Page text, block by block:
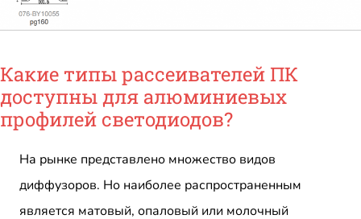
Какие типы рассеивателей ПК
доступны для алюминиевых
профилей светодиодов?
На рынке представлено множество видов
диффузоров. Но наиболее распространенным
является матовый, опаловый или молочный